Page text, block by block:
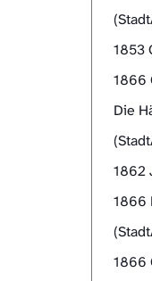
1853
1866
Die
1862
1866
1866